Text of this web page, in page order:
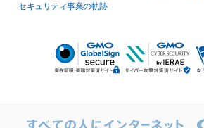
セキュリティ事業の軌跡